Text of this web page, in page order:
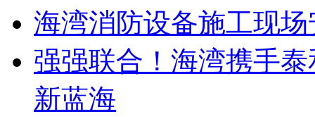
海湾消防设备施工现
强强联合！海湾携手
新蓝海